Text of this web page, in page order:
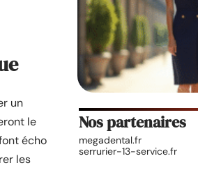
un
le
écho
les
Nos partenaires
megadental.fr
serrurier-13-service.fr